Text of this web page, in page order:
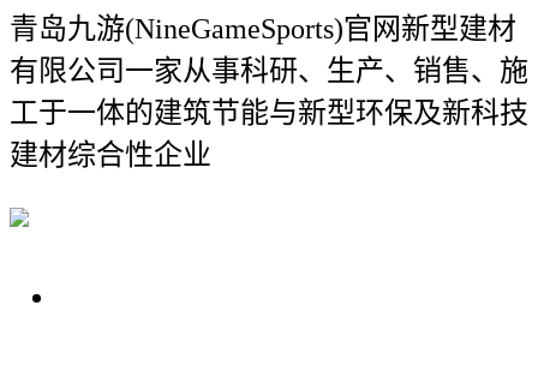
青岛九游(NineGameSports)官网新型建材
有限公司一家从事科研、生产、销售、施
工于一体的建筑节能与新型环保及新科技
建材综合性企业